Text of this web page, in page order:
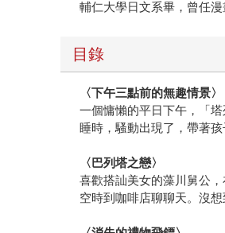
輔仁大學日文系畢，曾任
目錄
〈下午三點前的無趣情景〉
一個慵懶的平日下午，「
睡時，騷動出現了，帶著
〈巴列塔之戀〉
喜歡搭訕美女的藻川舅公
空時到咖啡店聊聊天。沒